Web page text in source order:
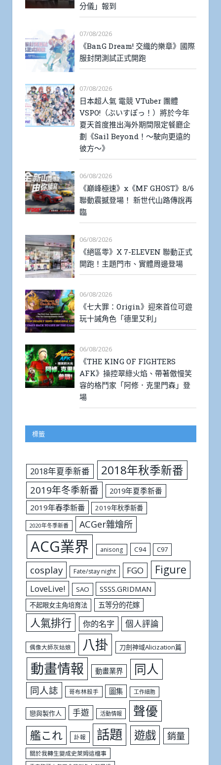
分儀」報到
07/08/2026
《BanG Dream! 交織的樂章》國際
服封閉測試正式開跑
07/08/2026
日本超人氣 電競 VTuber 團體
VSPO!（ぶいすぽっ！）將於今年
夏天首度推出海外期間限定餐廳企
劃《Sail Beyond！～駛向更遠的
彼方～》
06/08/2026
《巔峰極速》x《MF GHOST》8/6
聯動震撼登場！ 新世代山路傳說再
臨
06/08/2026
《絕區零》X 7-ELEVEN 聯動正式
開跑！主題門市、實體周邊登場
06/08/2026
《七大罪：Origin》迎來首位可遊
玩十誡角色「德里艾利」
06/08/2026
《THE KING OF FIGHTERS
AFK》操控翠綠火焰、帶著傲慢笑
容的格鬥家「阿修．克里門森」登
場
標籤
2018年夏季新番 2018年秋季新番
2019年冬季新番
2019年夏季新番
2019年春季新番
2019年秋季新番
2020年冬季新番 ACGer雜燴所
ACG業界 anisong C94 C97
cosplay Fate/stay night FGO Figure
LoveLive! SAO SSSS.GRIDMAN
不起眼女主角培育法 五等分的花嫁
人氣排行 你的名字 個人評論
偶像大師灰姑娘 八掛 刀劍神域Alicization篇
動畫情報 動畫業界 同人
同人誌 哥布林殺手 圖集 工作細胞
戀與製作人 手遊 活動情報 聲優
艦これ 訃報 話題 遊戲 銷量
關於我轉生變成史萊姆這檔事